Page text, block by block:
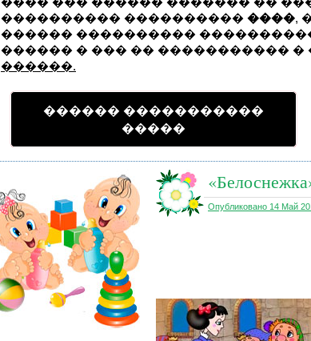
���������� ���������� ����,
������ ����������
������ � ��� �� ����������� �
������.
������ �����������
�����
Опубликовано 14 Май